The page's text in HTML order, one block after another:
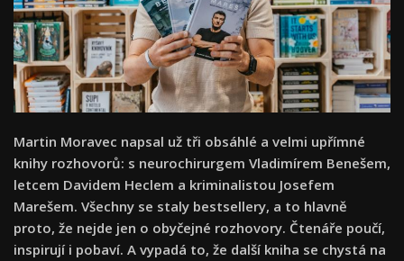
Martin Moravec napsal už tři obsáhlé a velmi upřímné
knihy rozhovorů: s neurochirurgem Vladimírem Benešem,
letcem Davidem Heclem a kriminalistou Josefem
Marešem. Všechny se staly bestsellery, a to hlavně
proto, že nejde jen o obyčejné rozhovory. Čtenáře poučí,
inspirují i pobaví. A vypadá to, že další kniha se chystá na